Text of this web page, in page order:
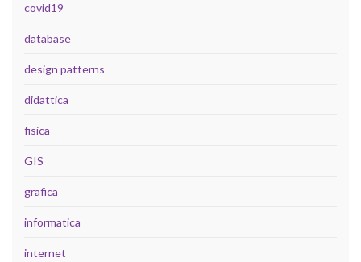
covid19
database
design patterns
didattica
fisica
GIS
grafica
informatica
internet